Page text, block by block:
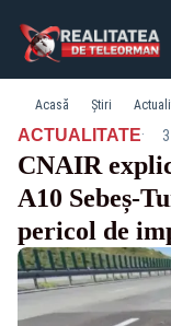
Acasă Știri
ACTUALITATE·
CNAIR
A10 Sebeș-
pericol de